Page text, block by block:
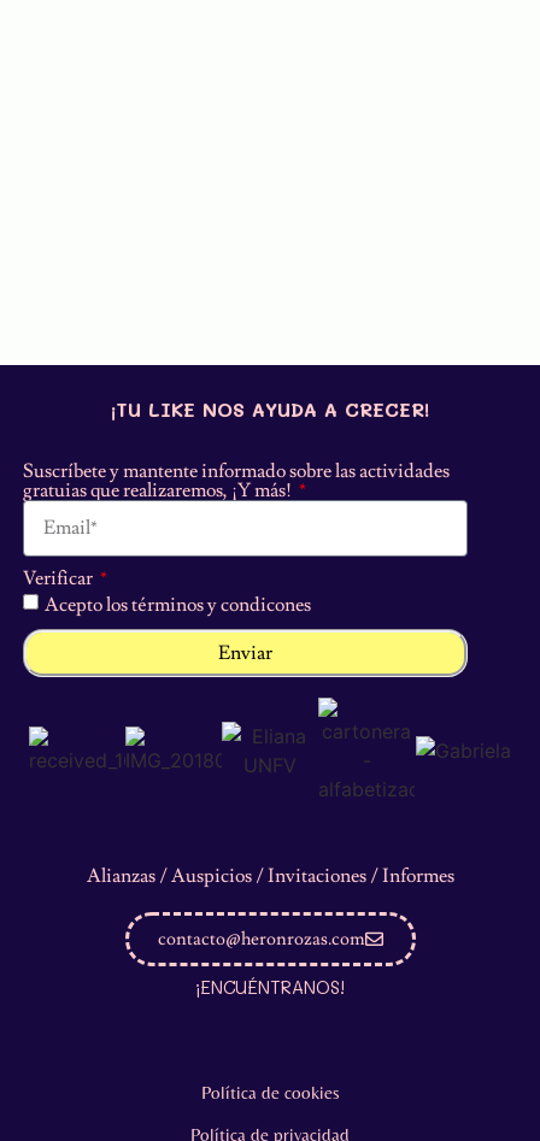
¡TU LIKE NOS AYUDA A CRECER!
Suscríbete y mantente informado sobre las actividades
gratuias que realizaremos, ¡Y más!
Verificar
Acepto los términos y condicones
Enviar
Alianzas / Auspicios / Invitaciones / Informes
contacto@heronrozas.com
¡ENCUÉNTRANOS!
Política de cookies
Política de privacidad